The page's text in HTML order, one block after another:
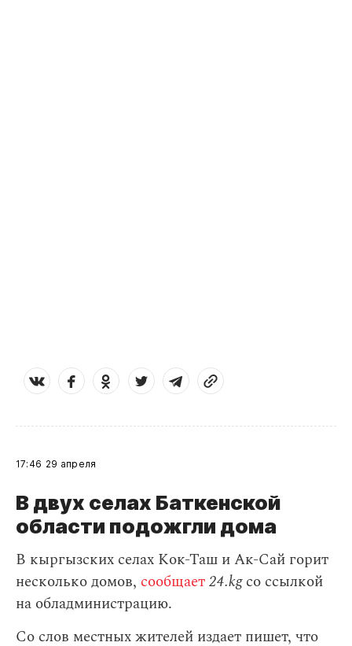
17:46 29 апреля
В двух селах Баткенской
области подожгли дома
В кыргызских селах Кок-Таш и Ак-Сай горит
несколько домов, сообщает24.kgсо ссылкой
на обладминистрацию.
Со слов местных жителей издает пишет, что